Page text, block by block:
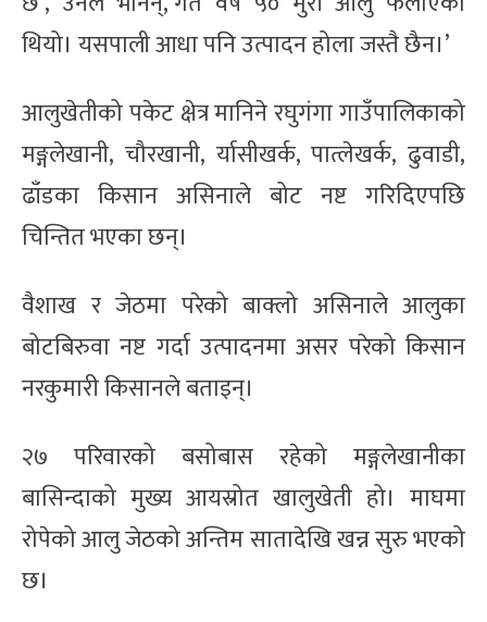
थियो। यसपाली आधा पनि उत्पादन होला जस्तै छैन।’
आलुखेतीको पकेट क्षेत्र मानिने रघुगंगा गाउँपालिकाको
मङ्गलेखानी, चौरखानी, र्यासीखर्क, पात्लेखर्क, ढुवाडी,
ढाँडका किसान असिनाले बोट नष्ट गरिदिएपछि
चिन्तित भएका छन्।
वैशाख र जेठमा परेको बाक्लो असिनाले आलुका
बोटबिरुवा नष्ट गर्दा उत्पादनमा असर परेको किसान
नरकुमारी किसानले बताइन्।
२७ परिवारको बसोबास रहेको मङ्गलेखानीका
बासिन्दाको मुख्य आयस्रोत खालुखेती हो। माघमा
रोपेको आलु जेठको अन्तिम सातादेखि खन्न सुरु भएको
छ।